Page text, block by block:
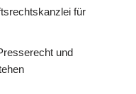
für
und